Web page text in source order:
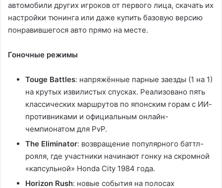
автомобили других игроков от первого лица, скачать их
настройки тюнинга или даже купить базовую версию
понравившегося авто прямо на месте.
Гоночные режимы
Touge Battles: напряжённые парные заезды (1 на 1)
на крутых извилистых спусках. Реализовано пять
классических маршрутов по японским горам с ИИ-
противниками и официальным онлайн-
чемпионатом для PvP.
The Eliminator: возвращение популярного баттл-
рояля, где участники начинают гонку на скромной
«капсульной» Honda City 1984 года.
Horizon Rush: новые события на полосах